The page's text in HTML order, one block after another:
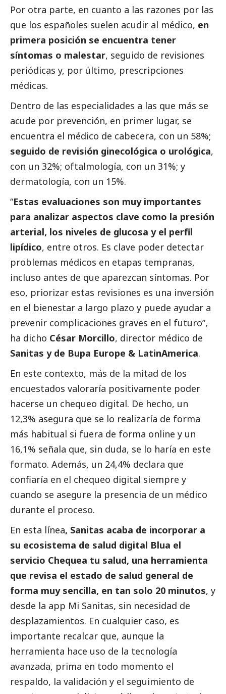
Por otra parte, en cuanto a las razones por las
que los españoles suelen acudir al médico, en
primera posición se encuentra tener
síntomas o malestar, seguido de revisiones
periódicas y, por último, prescripciones
médicas.
Dentro de las especialidades a las que más se
acude por prevención, en primer lugar, se
encuentra el médico de cabecera, con un 58%;
seguido de revisión ginecológica o urológica,
con un 32%; oftalmología, con un 31%; y
dermatología, con un 15%.
“Estas evaluaciones son muy importantes
para analizar aspectos clave como la presión
arterial, los niveles de glucosa y el perfil
lipídico, entre otros. Es clave poder detectar
problemas médicos en etapas tempranas,
incluso antes de que aparezcan síntomas. Por
eso, priorizar estas revisiones es una inversión
en el bienestar a largo plazo y puede ayudar a
prevenir complicaciones graves en el futuro”,
ha dicho César Morcillo, director médico de
Sanitas y de Bupa Europe & LatinAmerica.
En este contexto, más de la mitad de los
encuestados valoraría positivamente poder
hacerse un chequeo digital. De hecho, un
12,3% asegura que se lo realizaría de forma
más habitual si fuera de forma online y un
16,1% señala que, sin duda, se lo haría en este
formato. Además, un 24,4% declara que
confiaría en el chequeo digital siempre y
cuando se asegure la presencia de un médico
durante el proceso.
En esta línea, Sanitas acaba de incorporar a
su ecosistema de salud digital Blua el
servicio Chequea tu salud, una herramienta
que revisa el estado de salud general de
forma muy sencilla, en tan solo 20 minutos, y
desde la app Mi Sanitas, sin necesidad de
desplazamientos. En cualquier caso, es
importante recalcar que, aunque la
herramienta hace uso de la tecnología
avanzada, prima en todo momento el
respaldo, la validación y el seguimiento de